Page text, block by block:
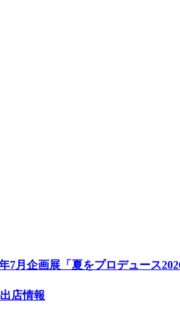
7月企画展「夏をプロデュース
店情報